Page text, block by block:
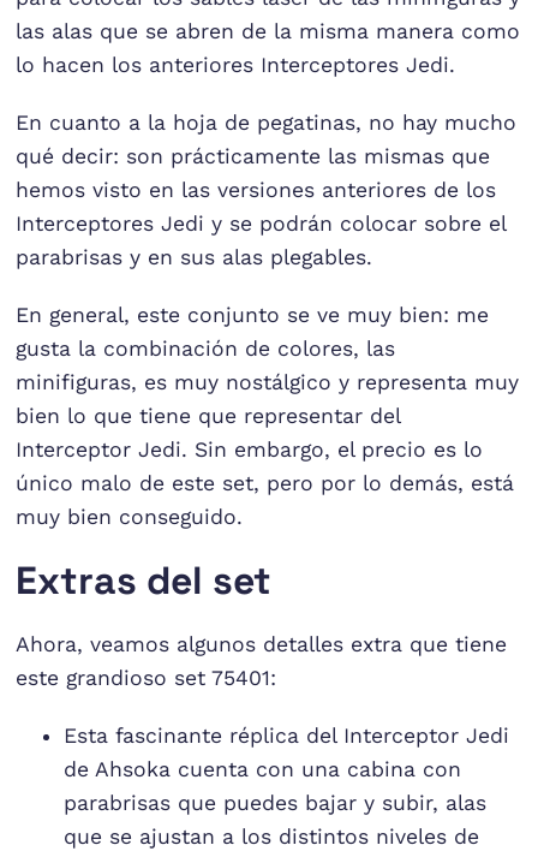
las alas que se abren de la misma manera como
lo hacen los anteriores Interceptores Jedi.
En cuanto a la hoja de pegatinas, no hay mucho
qué decir: son prácticamente las mismas que
hemos visto en las versiones anteriores de los
Interceptores Jedi y se podrán colocar sobre el
parabrisas y en sus alas plegables.
En general, este conjunto se ve muy bien: me
gusta la combinación de colores, las
minifiguras, es muy nostálgico y representa muy
bien lo que tiene que representar del
Interceptor Jedi. Sin embargo, el precio es lo
único malo de este set, pero por lo demás, está
muy bien conseguido.
Extras del set
Ahora, veamos algunos detalles extra que tiene
este grandioso set 75401:
Esta fascinante réplica del Interceptor Jedi
de Ahsoka cuenta con una cabina con
parabrisas que puedes bajar y subir, alas
que se ajustan a los distintos niveles de